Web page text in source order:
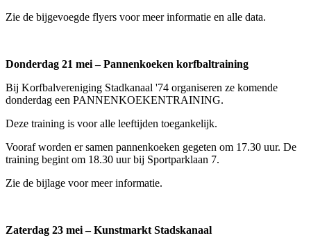
Zie de bijgevoegde flyers voor meer informatie en alle data.
Donderdag 21 mei – Pannenkoeken korfbaltraining
Bij Korfbalvereniging Stadkanaal '74 organiseren ze komende
donderdag een PANNENKOEKENTRAINING.
Deze training is voor alle leeftijden toegankelijk.
Vooraf worden er samen pannenkoeken gegeten om 17.30 uur. De
training begint om 18.30 uur bij Sportparklaan 7.
Zie de bijlage voor meer informatie.
Zaterdag 23 mei – Kunstmarkt Stadskanaal